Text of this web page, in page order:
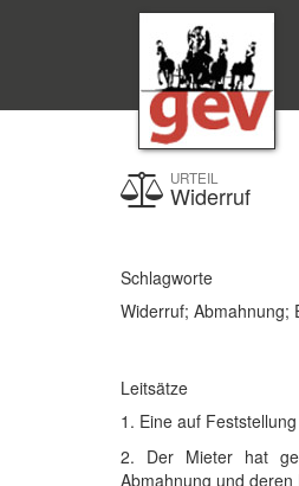
URTEIL
Widerruf
Schlagworte
Widerruf; Abmahnung;
Leitsätze
1. Eine auf
2. Der Mieter hat
Abmahnung und